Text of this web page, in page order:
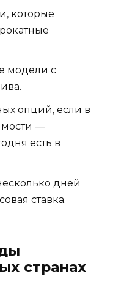
которые
модели с
опций, если в
—
есть в
дней
ставка.
странах